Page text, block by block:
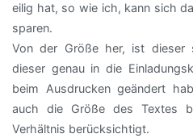
eilig hat, so wie ich, kann sich
sparen.
Von der Größe her, ist dieser
dieser genau in die
beim Ausdrucken geändert
auch die Größe des Textes
Verhältnis berücksichtigt.